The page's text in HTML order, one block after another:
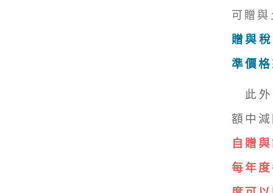
可贈與
贈與
準價格
此
額中
自贈
每年